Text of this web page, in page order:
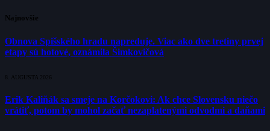
Najnovšie
Obnova Spišského hradu napreduje. Viac ako dve tretiny prvej
etapy sú hotové, oznámila Šimkovičová
8. AUGUSTA 2026
Erik Kaliňák sa smeje na Korčokovi: Ak chce Slovensku niečo
vrátiť, potom by mohol začať nezaplatenými odvodmi a daňami